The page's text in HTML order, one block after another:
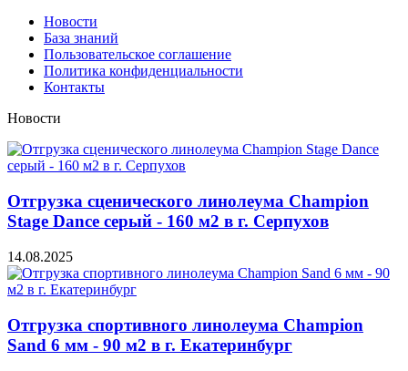
Новости
База знаний
Пользовательское соглашение
Политика конфиденциальности
Контакты
Новости
Отгрузка сценического линолеума Champion
Stage Dance серый - 160 м2 в г. Серпухов
14.08.2025
Отгрузка спортивного линолеума Champion
Sand 6 мм - 90 м2 в г. Екатеринбург